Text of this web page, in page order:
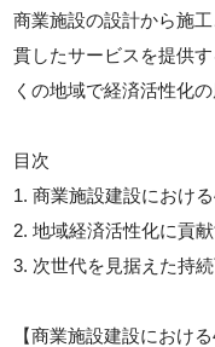
商業施設の設計から施
貫したサービスを提供
くの地域で経済活性化
目次
1. 商業施設建設におけ
2. 地域経済活性化に貢
3. 次世代を見据えた持
【商業施設建設におけ